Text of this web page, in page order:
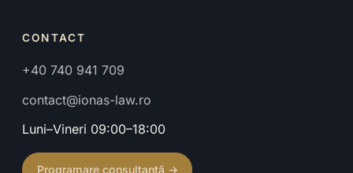
CONTACT
+40 740 941 709
contact@ionas-law.ro
Luni–Vineri 09:00–18:00
Programare consultanță →